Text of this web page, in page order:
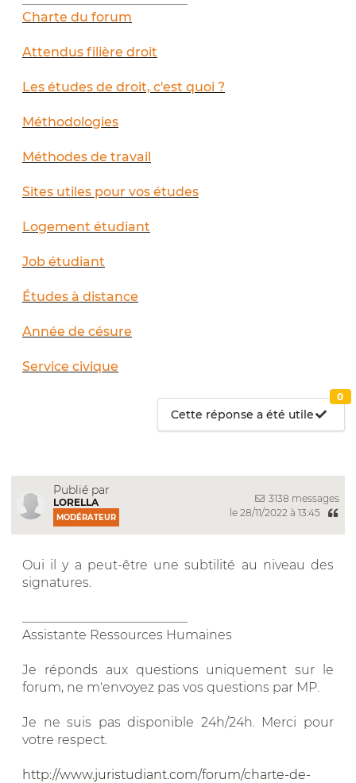
Charte du forum
Attendus filière droit
Les études de droit, c'est quoi ?
Méthodologies
Méthodes de travail
Sites utiles pour vos études
Logement étudiant
Job étudiant
Études à distance
Année de césure
Service civique
Cette réponse a été utile
0
Publié par
LORELLA
MODÉRATEUR
3138 messages
le 28/11/2022 à 13:45
Oui il y a peut-être une subtilité au niveau des
signatures.
Assistante Ressources Humaines
Je réponds aux questions uniquement sur le
forum, ne m'envoyez pas vos questions par MP.
Je ne suis pas disponible 24h/24h. Merci pour
votre respect.
http://www.juristudiant.com/forum/charte-de-